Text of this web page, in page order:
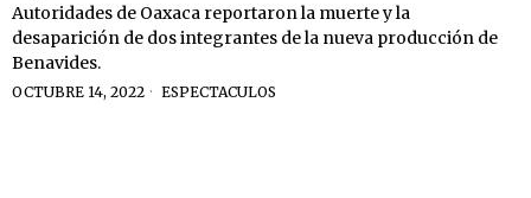
Autoridades de Oaxaca reportaron la muerte y la
desaparición de dos integrantes de la nueva producción de
Benavides.
OCTUBRE 14, 2022 ESPECTACULOS